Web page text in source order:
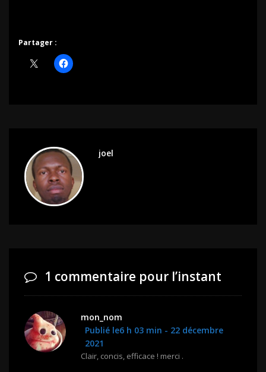
Partager :
joel
1 commentaire pour l’instant
mon_nom
Publié le6 h 03 min - 22 décembre
2021
Clair, concis, efficace ! merci .